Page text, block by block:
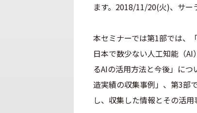
ます。2018/11/20(火)、サー
本セミナーでは第1部では、
日本で数少ない人工知能（
るAIの活用方法と今後」に
造実績の収集事例」、第3部
し、収集した情報とその活用